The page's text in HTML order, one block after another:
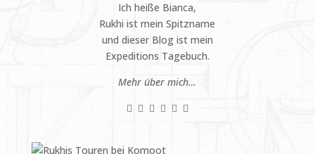
Ich heiße Bianca,
Rukhi ist mein Spitzname
und dieser Blog ist mein
Expeditions Tagebuch.
Mehr über mich…